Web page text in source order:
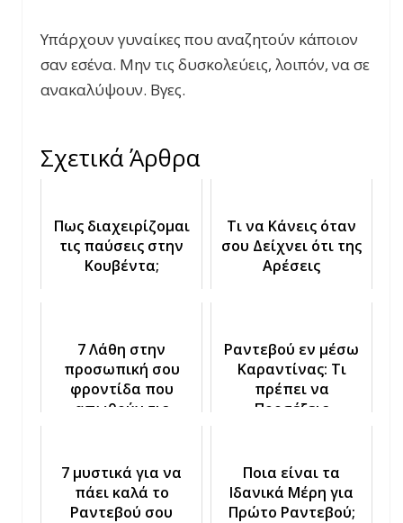
Υπάρχουν γυναίκες που αναζητούν κάποιον
σαν εσένα. Μην τις δυσκολεύεις, λοιπόν, να σε
ανακαλύψουν. Βγες.
Σχετικά Άρθρα
Πως διαχειρίζομαι
τις παύσεις στην
Κουβέντα;
Τι να Κάνεις όταν
σου Δείχνει ότι της
Αρέσεις
7 Λάθη στην
προσωπική σου
φροντίδα που
απωθούν τις
Ραντεβού εν μέσω
Καραντίνας: Τι
πρέπει να
Προσέξεις
7 μυστικά για να
πάει καλά το
Ραντεβού σου
Ποια είναι τα
Ιδανικά Μέρη για
Πρώτο Ραντεβού;